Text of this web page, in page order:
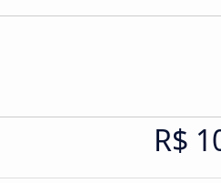
R$